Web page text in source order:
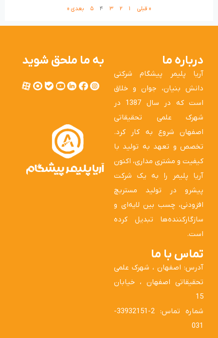
« قبلی ۱ ۲ ۳ ۴ ۵ بعدی «
درباره ما
آریا پلیمر پیشگام شرکتی
دانش بنیان، جوان و خلاق
است که در سال 1387 در
شهرک علمی تحقیقاتی
اصفهان شروع به کار کرد.
تخصص و تعهد به تولید با
کیفیت و مشتری مداری، اکنون
آریا پلیمر را به یک شرکت
پیشرو در تولید مستربچ
افزودنی، چسب بین لایه‌ای و
سازگارکننده‌ها تبدیل کرده
است.
تماس با ما
آدرس: اصفهان ، شهرک علمی
تحقیقاتی اصفهان ، خیابان
15
شماره تماس: 2-33932151-
031
به ما ملحق شوید